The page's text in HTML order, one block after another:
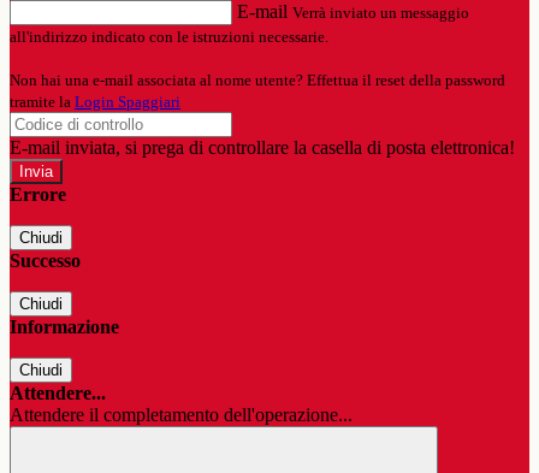
E-mail Verrà inviato un messaggio
all'indirizzo indicato con le istruzioni necessarie.
Non hai una e-mail associata al nome utente? Effettua il reset della password
tramite la Login Spaggiari
E-mail inviata, si prega di controllare la casella di posta elettronica!
Errore
Chiudi
Successo
Chiudi
Informazione
Chiudi
Attendere...
Attendere il completamento dell'operazione...